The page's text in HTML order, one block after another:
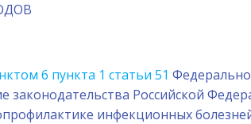
6 пункта 1 статьи 51
Российской
инфекционных